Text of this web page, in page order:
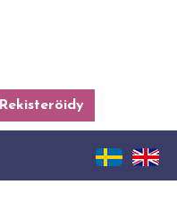
Rekisteröidy